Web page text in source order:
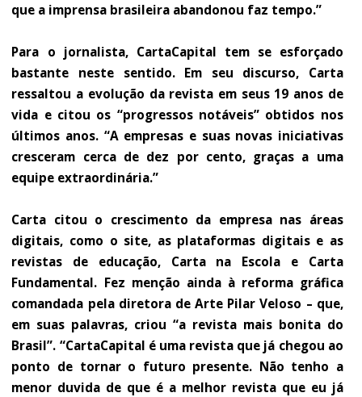
que a imprensa brasileira abandonou faz tempo.”
Para o jornalista, CartaCapital tem se esforçado
bastante neste sentido. Em seu discurso, Carta
ressaltou a evolução da revista em seus 19 anos de
vida e citou os “progressos notáveis” obtidos nos
últimos anos. “A empresas e suas novas iniciativas
cresceram cerca de dez por cento, graças a uma
equipe extraordinária.”
Carta citou o crescimento da empresa nas áreas
digitais, como o site, as plataformas digitais e as
revistas de educação, Carta na Escola e Carta
Fundamental. Fez menção ainda à reforma gráfica
comandada pela diretora de Arte Pilar Veloso – que,
em suas palavras, criou “a revista mais bonita do
Brasil”. “CartaCapital é uma revista que já chegou ao
ponto de tornar o futuro presente. Não tenho a
menor duvida de que é a melhor revista que eu já